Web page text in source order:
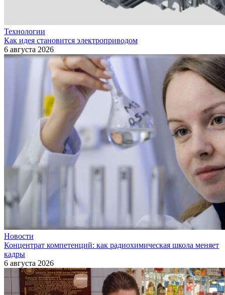
Технологии
Как идея становится электроприводом
6 августа 2026
Новости
Концентрат компетенций: как радиохимическая школа меняет
кадры
6 августа 2026